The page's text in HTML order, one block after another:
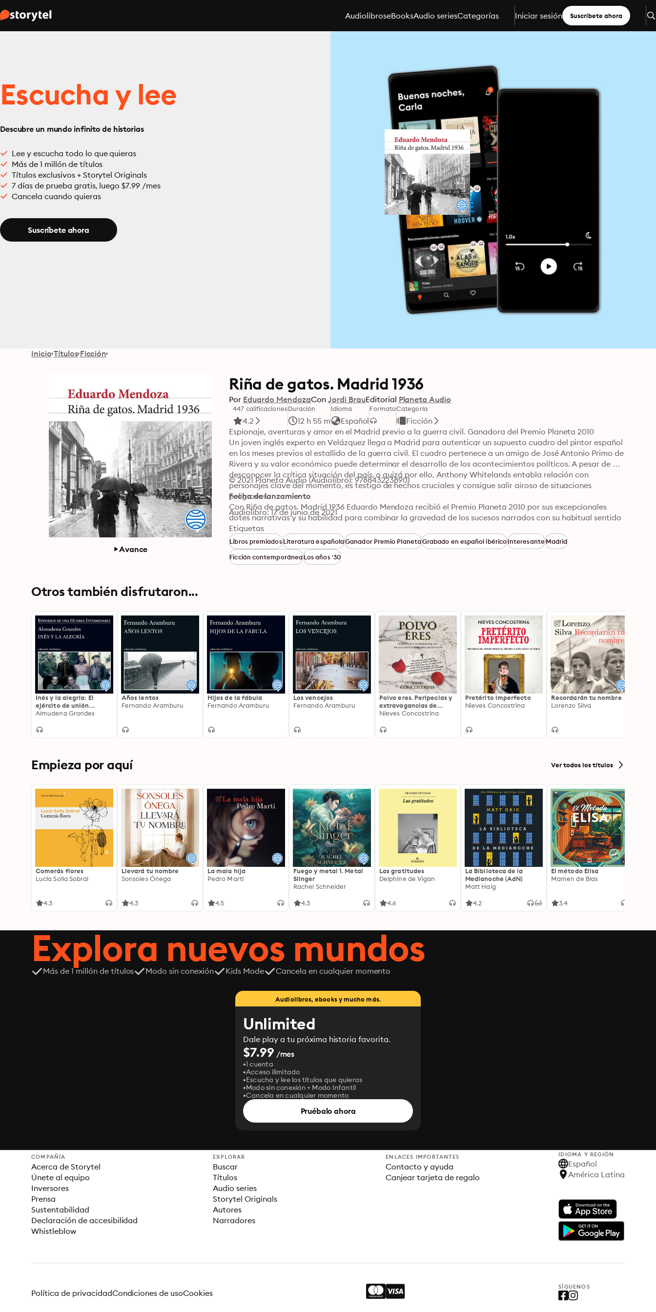
AudiolibroseBooksAudio seriesCategorías Iniciar sesión Suscríbete ahora
Escucha y lee
Descubre un mundo infinito de historias
Lee y escucha todo lo que quieras
Más de 1 millón de títulos
Títulos exclusivos + Storytel Originals
7 días de prueba gratis, luego $7.99 /mes
Cancela cuando quieras
Suscríbete ahora
Inicio Títulos Ficción
Avance
Riña de gatos. Madrid 1936
Por Eduardo MendozaCon Jordi BrauEditorial Planeta Audio
447 calificaciones
4.2
Duración
12 h 55 m
Idioma
Español
FormatoCategoría
Ficción
Espionaje, aventuras y amor en el Madrid previo a la guerra civil. Ganadora del Premio Planeta 2010
Un joven inglés experto en Velázquez llega a Madrid para autenticar un supuesto cuadro del pintor español
en los meses previos al estallido de la guerra civil. El cuadro pertenece a un amigo de José Antonio Primo de
Rivera y su valor económico puede determinar el desarrollo de los acontecimientos políticos. A pesar de
desconocer la crítica situación del país, o quizá por ello, Anthony Whitelands entabla relación con
personajes clave del momento, es testigo de hechos cruciales y consigue salir airoso de situaciones
peligrosas.
Con Riña de gatos. Madrid 1936 Eduardo Mendoza recibió el Premio Planeta 2010 por sus excepcionales
dotes narrativas y su habilidad para combinar la gravedad de los sucesos narrados con su habitual sentido
del humor.
Eduardo Mendoza explica las claves de esta novela de intriga y suspense político: «Me propuse recorrer el
escenario de una gran tragedia poco antes de que se levantara el telón: España en vísperas de la guerra
civil. Un momento decisivo en el cual todo parecía inevitable pero nada había sucedido.»
© 2021 Planeta Audio (Audiolibro): 9788432238901
Fecha de lanzamiento
Audiolibro: 17 de junio de 2021
Etiquetas
Libros premiadosLiteratura españolaGanador Premio PlanetaGrabado en español ibéricoInteresanteMadrid
Ficción contemporáneaLos años '30
Otros también disfrutaron...
Inés y la alegría: El
ejército de unión
nacional y la invasión
Pirineo de Lérida, 19-27
Almudena Grandes
Años lentos
Fernando Aramburu
Hijos de la fábula
Fernando Aramburu
Los vencejos
Fernando Aramburu
Polvo eres. Peripecias y
extravagancias de
algunos cadáveres
Nieves Concostrina
Pretérito imperfecto
Nieves Concostrina
Recordarán tu nombre
Lorenzo Silva
Empieza por aquí Ver todos los títulos
Comerás flores
Lucía Solla Sobral
4.3
Llevará tu nombre
Sonsoles Ónega
4.3
La mala hija
Pedro Martí
4.5
Fuego y metal 1. Metal
Slinger
Rachel Schneider
4.3
Las gratitudes
Delphine de Vigan
4.6
La Biblioteca de la
Medianoche (AdN)
Matt Haig
4.2
El método Elisa
Mamen de Blas
3.4
Explora nuevos mundos
Más de 1 millón de títulos Modo sin conexión Kids Mode Cancela en cualquier momento
Audiolibros, ebooks y mucho más.
Unlimited
Dale play a tu próxima historia favorita.
$7.99 /mes
1 cuenta
Acceso ilimitado
Escucha y lee los títulos que quieras
Modo sin conexión + Modo Infantil
Cancela en cualquier momento
Pruébalo ahora
COMPAÑÍA
Acerca de Storytel
Únete al equipo
Inversores
Prensa
Sustentabilidad
Declaración de accesibilidad
Whistleblow
EXPLORAR
Buscar
Títulos
Audio series
Storytel Originals
Autores
Narradores
ENLACES IMPORTANTES
Contacto y ayuda
Canjear tarjeta de regalo
IDIOMA Y REGIÓN
Español
América Latina
SÍGUENOS
Política de privacidadCondiciones de usoCookies